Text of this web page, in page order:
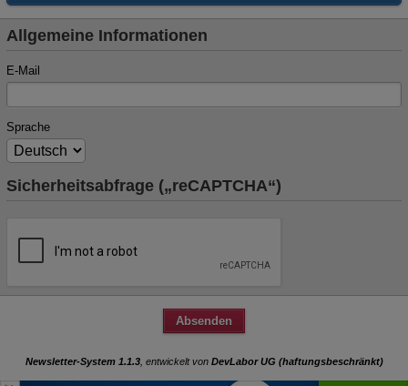
Allgemeine Informationen
E-Mail
Sprache
Sicherheitsabfrage („reCAPTCHA“)
Newsletter-System 1.1.3, entwickelt von DevLabor UG (haftungsbeschränkt)